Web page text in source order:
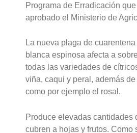
Programa de Erradicación
aprobado el Ministerio de
La nueva plaga de
blanca espinosa afecta a
todas las variedades de
viña, caqui y peral, además
como por ejemplo el rosal.
Produce elevadas cantidades
cubren a hojas y frutos. Como